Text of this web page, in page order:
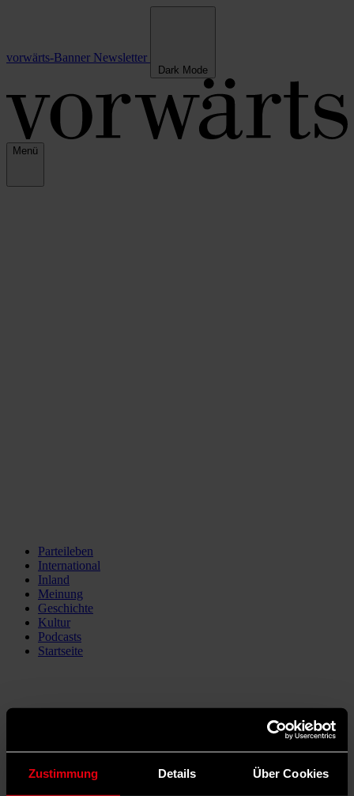
Zustimmung Details Über Cookies
vorwärts-Banner Newsletter
Dark Mode
Menü
Parteileben
International
Inland
Meinung
Geschichte
Kultur
Podcasts
Startseite